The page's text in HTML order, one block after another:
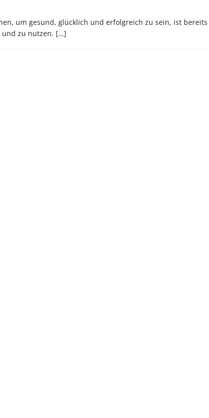
um gesund, glücklich und erfolgreich zu sein, ist bereits
zu nutzen. […]